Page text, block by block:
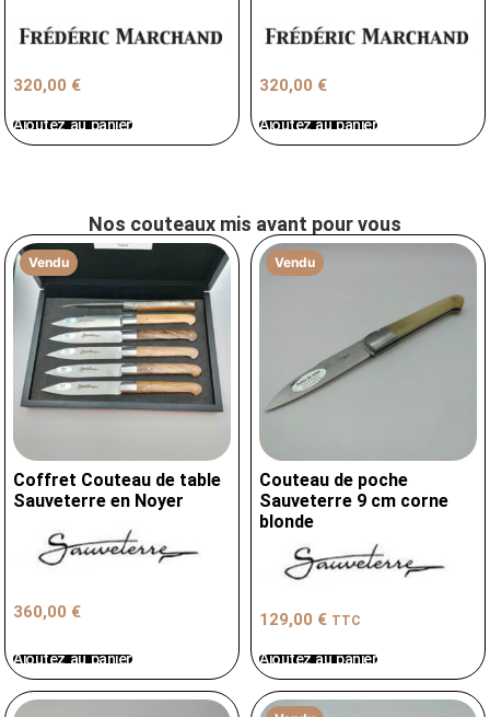
320,00 €
Ajoutez au panier
320,00 €
Ajoutez au panier
Nos couteaux mis avant pour vous
Vendu
Coffret Couteau de table
Sauveterre en Noyer
360,00 €
Ajoutez au panier
Vendu
Couteau de poche
Sauveterre 9 cm corne
blonde
129,00 € TTC
Ajoutez au panier